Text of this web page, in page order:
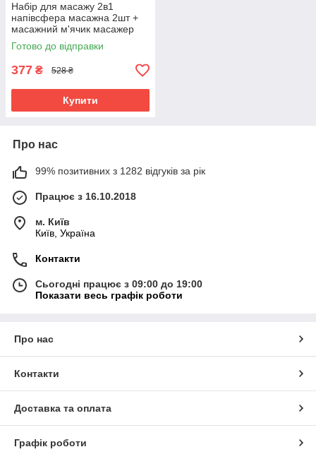
Набір для масажу 2в1
напівсфера масажна 2шт +
масажний м'ячик масажер
для ніг МФР OSPORT Set 28
(n-0059) Синій
Готово до відправки
377 ₴ 528 ₴
Купити
Про нас
99% позитивних з 1282 відгуків за рік
Працює з 16.10.2018
м. Київ
Київ, Україна
Контакти
Сьогодні працює з 09:00 до 19:00
Показати весь графік роботи
Про нас
Контакти
Доставка та оплата
Графік роботи